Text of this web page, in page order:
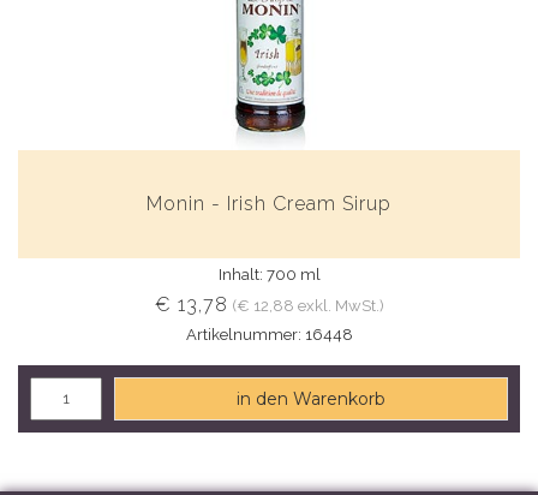
Monin - Irish Cream Sirup
Inhalt: 700 ml
€ 13,78 (€ 12,88 exkl. MwSt.)
Artikelnummer: 16448
in den Warenkorb